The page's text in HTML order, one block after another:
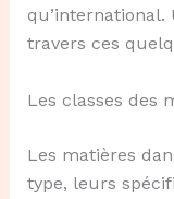
qu’international.
travers ces
Les classes des
Les matières
type, leurs